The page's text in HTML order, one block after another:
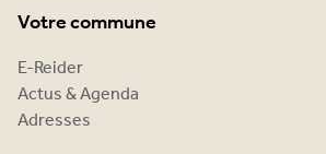
Votre commune
E-Reider
Actus & Agenda
Adresses